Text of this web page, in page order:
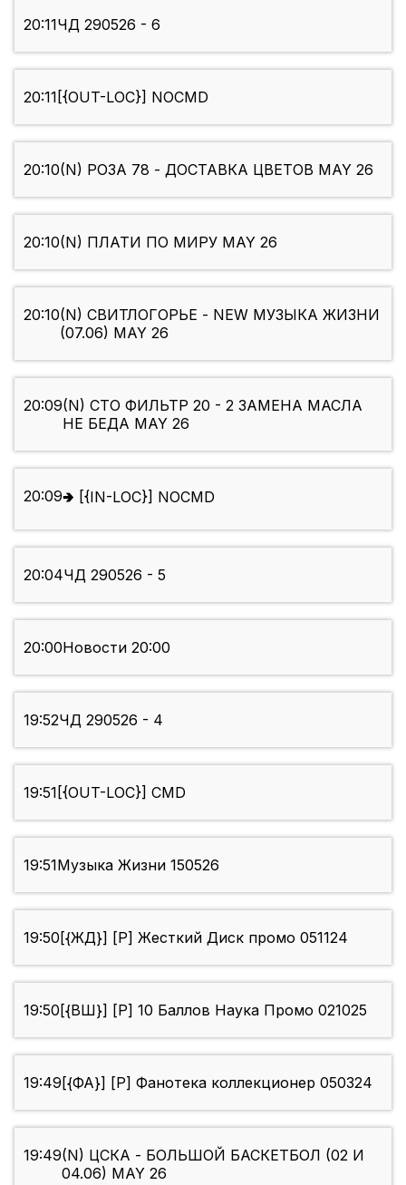
20:11ЧД 290526 - 6
20:11 [{OUT-LOC}] NOCMD
20:10(N) РОЗА 78 - ДОСТАВКА ЦВЕТОВ MAY 26
20:10(N) ПЛАТИ ПО МИРУ MAY 26
20:10(N) СВИТЛОГОРЬЕ - NEW МУЗЫКА ЖИЗНИ
(07.06) MAY 26
20:09(N) СТО ФИЛЬТР 20 - 2 ЗАМЕНА МАСЛА
НЕ БЕДА MAY 26
20:09🢂 [{IN-LOC}] NOCMD
20:04ЧД 290526 - 5
20:00Новости 20:00
19:52ЧД 290526 - 4
19:51 [{OUT-LOC}] CMD
19:51Музыка Жизни 150526
19:50 [{ЖД}] [P] Жесткий Диск промо 051124
19:50 [{ВШ}] [P] 10 Баллов Наука Промо 021025
19:49 [{ФА}] [P] Фанотека коллекционер 050324
19:49(N) ЦСКА - БОЛЬШОЙ БАСКЕТБОЛ (02 И
04.06) MAY 26